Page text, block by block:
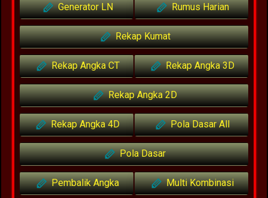
Generator LN Rumus Harian
Rekap Kumat
Rekap Angka CT Rekap Angka 3D
Rekap Angka 2D
Rekap Angka 4D Pola Dasar All
Pola Dasar
Pembalik Angka Multi Kombinasi